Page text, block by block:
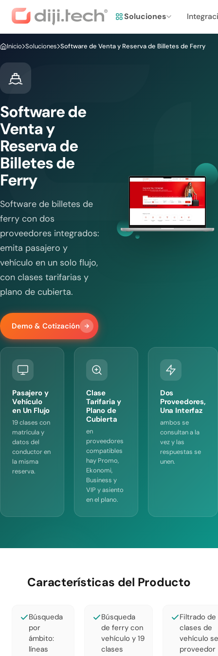
Soluciones
Inicio Soluciones Software de Venta y Reserva de Billetes de Ferry
Software de
Venta y
Reserva de
Billetes de
Ferry
Software de billetes de
ferry con dos
proveedores integrados:
emita pasajero y
vehículo en un solo flujo,
con clases tarifarias y
plano de cubierta.
Demo & Cotización
Pasajero y
Vehículo
en Un Flujo
19 clases con
matrícula y
datos del
conductor en
la misma
reserva.
Clase
Tarifaria y
Plano de
Cubierta
en
proveedores
compatibles
hay Promo,
Ekonomi,
Business y
VIP y asiento
en el plano.
Dos
Proveedores,
Una Interfaz
ambos se
consultan a la
vez y las
respuestas se
unen.
Características del Producto
Búsqueda
por
ámbito:
líneas
Búsqueda
de ferry con
vehículo y 19
clases
Filtrado de
clases de
vehículo
proveedor